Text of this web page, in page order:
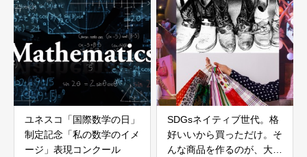
ユネスコ「国際数学の日」
制定記念「私の数学のイメ
ージ」表現コンクール
SDGsネイティブ世代。格
好いいから買っただけ。そ
んな商品を作るのが、大人